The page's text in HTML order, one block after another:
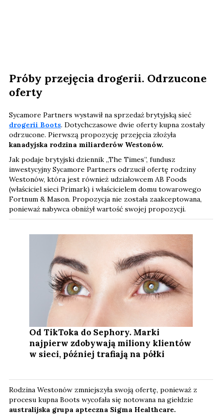
Próby przejęcia drogerii. Odrzucone
oferty
Sycamore Partners wystawił na sprzedaż brytyjską sieć
drogerii Boots. Dotychczasowe dwie oferty kupna zostały
odrzucone. Pierwszą propozycję przejęcia złożyła
kanadyjska rodzina miliarderów Westonów.
Jak podaje brytyjski dziennik „The Times”, fundusz
inwestycyjny Sycamore Partners odrzucił ofertę rodziny
Westonów, która jest również udziałowcem AB Foods
(właściciel sieci Primark) i właścicielem domu towarowego
Fortnum & Mason. Propozycja nie została zaakceptowana,
ponieważ nabywca obniżył wartość swojej propozycji.
Od TikToka do Sephory. Marki
najpierw zdobywają miliony klientów
w sieci, później trafiają na półki
Rodzina Westonów zmniejszyła swoją ofertę, ponieważ z
procesu kupna Boots wycofała się notowana na giełdzie
australijska grupa apteczna Sigma Healthcare.